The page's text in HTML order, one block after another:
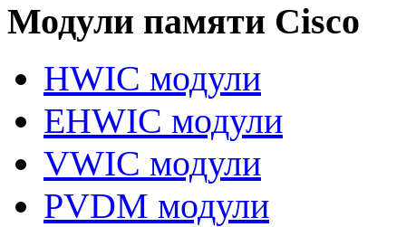
Модули памяти Cisco
HWIC модули
EHWIC модули
VWIC модули
PVDM модули